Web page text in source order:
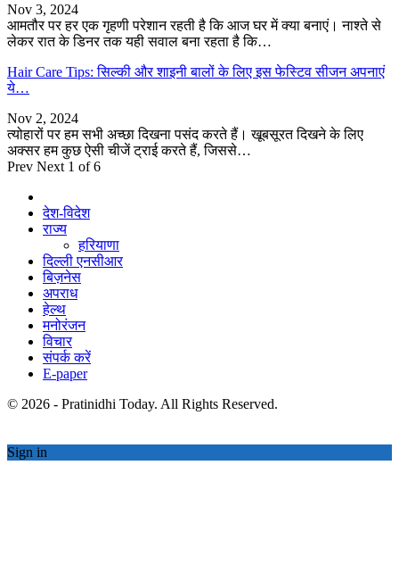
Nov 3, 2024
आमतौर पर हर एक गृहणी परेशान रहती है कि आज घर में क्या बनाएं। नाश्ते से
लेकर रात के डिनर तक यही सवाल बना रहता है कि…
Hair Care Tips: सिल्की और शाइनी बालों के लिए इस फेस्टिव सीजन अपनाएं
ये…
Nov 2, 2024
त्योहारों पर हम सभी अच्छा दिखना पसंद करते हैं। खूबसूरत दिखने के लिए
अक्सर हम कुछ ऐसी चीजें ट्राई करते हैं, जिससे…
Prev Next 1 of 6
देश-विदेश
राज्य
हरियाणा
दिल्ली एनसीआर
बिज़नेस
अपराध
हेल्थ
मनोरंजन
विचार
संपर्क करें
E-paper
© 2026 - Pratinidhi Today. All Rights Reserved.
Sign in